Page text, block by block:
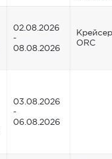
02.08.2026
-
08.08.2026
ORC
03.08.2026
-
06.08.2026